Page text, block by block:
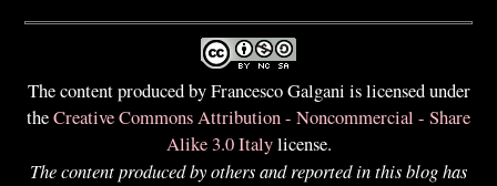
The content produced by Francesco Galgani is licensed under
theCreative Commons Attribution - Noncommercial - Share
Alike 3.0 Italylicense.
The content produced by others and reported in this blog has